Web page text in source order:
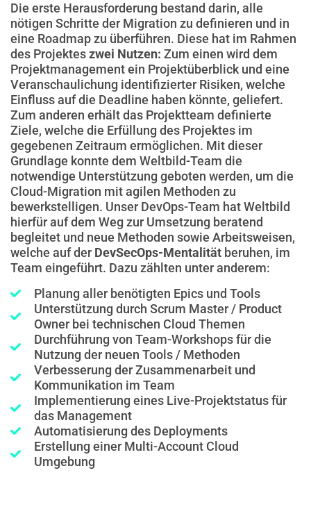
Die erste Herausforderung bestand darin, alle
nötigen Schritte der Migration zu definieren und in
eine Roadmap zu überführen. Diese hat im Rahmen
des Projekteszwei Nutzen: Zum einen wird dem
Projektmanagement ein Projektüberblick und eine
Veranschaulichung identifizierter Risiken, welche
Einfluss auf die Deadline haben könnte, geliefert.
Zum anderen erhält das Projektteam definierte
Ziele, welche die Erfüllung des Projektes im
gegebenen Zeitraum ermöglichen. Mit dieser
Grundlage konnte dem Weltbild-Team die
notwendige Unterstützung geboten werden, um die
Cloud-Migration mit agilen Methoden zu
bewerkstelligen. Unser DevOps-Team hat Weltbild
hierfür auf dem Weg zur Umsetzung beratend
begleitet und neue Methoden sowie Arbeitsweisen,
welche auf der DevSecOps-Mentalität beruhen, im
Team eingeführt. Dazu zählten unter anderem:
Planung aller benötigten Epics und Tools
Unterstützung durch Scrum Master / Product
Owner bei technischen Cloud Themen
Durchführung von Team-Workshops für die
Nutzung der neuen Tools / Methoden
Verbesserung der Zusammenarbeit und
Kommunikation im Team
Implementierung eines Live-Projektstatus für
das Management
Automatisierung des Deployments
Erstellung einer Multi-Account Cloud
Umgebung